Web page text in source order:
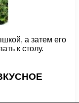
а затем его
к столу.